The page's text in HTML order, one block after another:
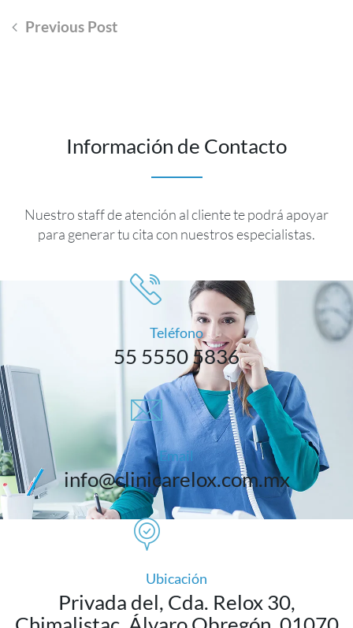
Previous Post
Información de Contacto
Nuestro staff de atención al cliente te podrá apoyar
para generar tu cita con nuestros especialistas.
Teléfono
55 5550 5836
Email
info@clinicarelox.com.mx
Ubicación
Privada del, Cda. Relox 30,